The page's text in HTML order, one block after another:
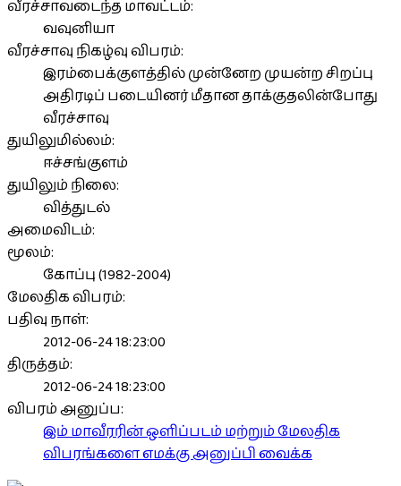
வீரச்சாவடைந்த மாவட்டம்:
வவுனியா
வீரச்சாவு நிகழ்வு விபரம்:
இரம்பைக்குளத்தில் முன்னேற முயன்ற சிறப்பு
அதிரடிப் படையினர் மீதான தாக்குதலின்போது
வீரச்சாவு
துயிலுமில்லம்:
ஈச்சங்குளம்
துயிலும் நிலை:
வித்துடல்
அமைவிடம்:
மூலம்:
கோப்பு (1982-2004)
மேலதிக விபரம்:
பதிவு நாள்:
2012-06-24 18:23:00
திருத்தம்:
2012-06-24 18:23:00
விபரம் அனுப்ப:
இம் மாவீரரின் ஒளிப்படம் மற்றும் மேலதிக
விபரங்களை எமக்கு அனுப்பி வைக்க